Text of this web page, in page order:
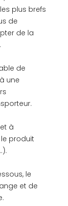
plus brefs
de
de la
de
une
à
produit
le
et de